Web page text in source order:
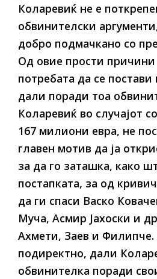
Коларевиќ не е
обвинителски
добро подмачкано со
Од овие прости причини
потребата да се
дали поради тоа
Коларевиќ во случајот
167 милиони евра, не
главен мотив да ја
за да го заташка, како
постапката, за од
да ги спаси Васко
Муча, Асмир Јахоски и
Ахмети, Заев и
подиректно, дали
обвинителка поради